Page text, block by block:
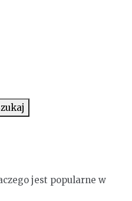
jest popularne w